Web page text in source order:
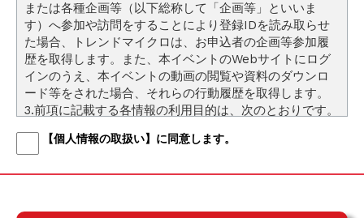
または各種企画等（以下総称して「企画等」といいま
す）へ参加や訪問をすることにより登録IDを読み取らせ
た場合、トレンドマイクロは、お申込者の企画等参加履
歴を取得します。また、本イベントのWebサイトにログ
インのうえ、本イベントの動画の閲覧や資料のダウンロ
ード等をされた場合、それらの行動履歴を取得します。
3.前項に記載する各情報の利用目的は、次のとおりです。
扱う製品またはサービスに関するメールや電話による案
（2）本イベントおよびトレンドマイクロが今後開催する
動の効果測定および改善のための分析の実施
【個人情報の取扱い】に同意します。